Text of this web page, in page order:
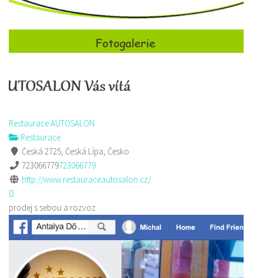
Restaurace AUTOSALON
Restaurace
Česká 2725, Česká Lípa, Česko
723066779723066779
http://www.restauraceautosalon.cz/
prodej s sebou a rozvoz